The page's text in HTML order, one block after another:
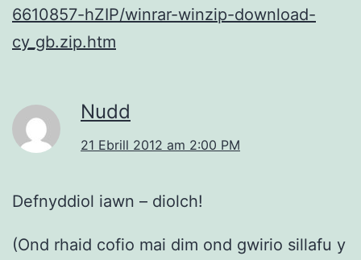
6610857-hZIP/winrar-winzip-download-
cy_gb.zip.htm
Nudd
21 Ebrill 2012 am 2:00 PM
Defnyddiol iawn – diolch!
(Ond rhaid cofio mai dim ond gwirio sillafu y